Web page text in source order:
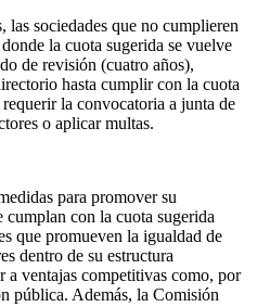
las sociedades que no cumplieren
la cuota sugerida se vuelve
de revisión (cuatro años),
hasta cumplir con la cuota
la convocatoria a junta de
o aplicar multas.
para promover su
cumplan con la cuota sugerida
que promueven la igualdad de
dentro de su estructura
a ventajas competitivas como, por
pública. Además, la Comisión